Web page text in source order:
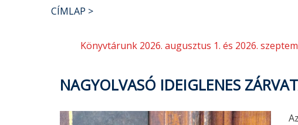
CÍMLAP
Könyvtárunk 2026. augusztus 1. és 2026.
NAGYOLVASÓ IDEIGLENES